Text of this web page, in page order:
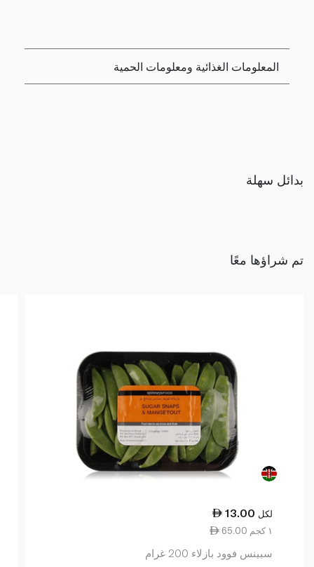
المعلومات الغذائية ومعلومات الحمية
بدائل سهلة
تم شراؤها معًا
13.00 لكل
65.00 ١ كجم
سبينس فوود بازلاء 200 غرام